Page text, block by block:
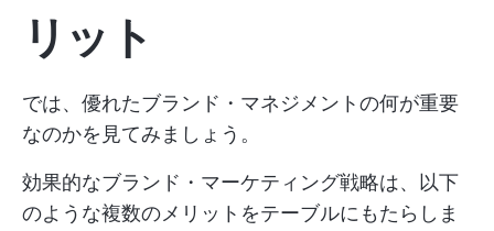
リット
では、優れたブランド・マネジメントの何が重要
なのかを見てみましょう。
効果的なブランド・マーケティング戦略は、以下
のような複数のメリットをテーブルにもたらしま